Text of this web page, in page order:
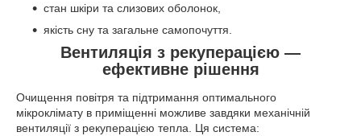
стан шкіри та слизових оболонок,
якість сну та загальне самопочуття.
Вентиляція з рекуперацією —
ефективне рішення
Очищення повітря та підтримання оптимального
мікроклімату в приміщенні можливе завдяки механічній
вентиляції з рекуперацією тепла. Ця система: